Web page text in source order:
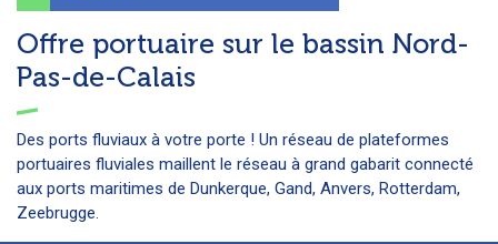
Offre portuaire sur le bassin Nord-
Pas-de-Calais
Des ports fluviaux à votre porte ! Un réseau de plateformes
portuaires fluviales maillent le réseau à grand gabarit connecté
aux ports maritimes de Dunkerque, Gand, Anvers, Rotterdam,
Zeebrugge.